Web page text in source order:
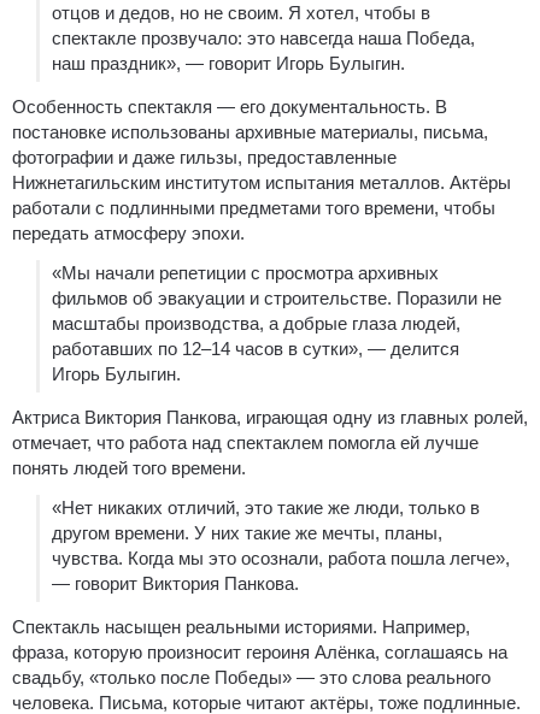
отцов и дедов, но не своим. Я хотел, чтобы в
спектакле прозвучало: это навсегда наша Победа,
наш праздник», — говорит Игорь Булыгин.
Особенность спектакля — его документальность. В
постановке использованы архивные материалы, письма,
фотографии и даже гильзы, предоставленные
Нижнетагильским институтом испытания металлов. Актёры
работали с подлинными предметами того времени, чтобы
передать атмосферу эпохи.
«Мы начали репетиции с просмотра архивных
фильмов об эвакуации и строительстве. Поразили не
масштабы производства, а добрые глаза людей,
работавших по 12–14 часов в сутки», — делится
Игорь Булыгин.
Актриса Виктория Панкова, играющая одну из главных ролей,
отмечает, что работа над спектаклем помогла ей лучше
понять людей того времени.
«Нет никаких отличий, это такие же люди, только в
другом времени. У них такие же мечты, планы,
чувства. Когда мы это осознали, работа пошла легче»,
— говорит Виктория Панкова.
Спектакль насыщен реальными историями. Например,
фраза, которую произносит героиня Алёнка, соглашаясь на
свадьбу, «только после Победы» — это слова реального
человека. Письма, которые читают актёры, тоже подлинные.